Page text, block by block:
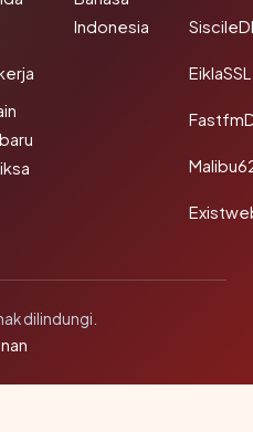
Indonesia
EiklaSSL
dilindungi.